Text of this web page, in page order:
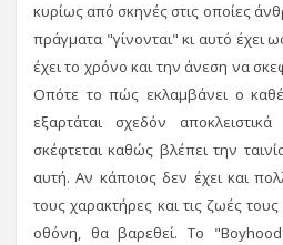
κυρίως από σκηνές στις οποίες
πράγματα "γίνονται" κι αυτό έχει
έχει το χρόνο και την άνεση να
Οπότε το πώς εκλαμβάνει ο
εξαρτάται σχεδόν
σκέφτεται καθώς βλέπει την
αυτή. Αν κάποιος δεν έχει και
τους χαρακτήρες και τις ζωές
οθόνη, θα βαρεθεί. Το